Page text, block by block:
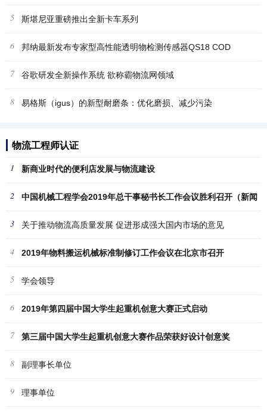
5 斯堪尼亚重磅推出全新卡车系列
6 邦纳最新发布专家型高性能透明物检测传感器QS18 COD
7 谷歌研发全新操作系统 欲称霸物流网领域
8 易格斯（igus）的新型耐磨条：优化磨损、减少污染
物流工程师认证
1 新商业时代的便利店发展与物流建设
2 中国机械工程学会2019年总干事秘书长工作会议胜利召开（新闻
稿
3 关于推动物流高质量发展 促进形成强大国内市场的意见
4 2019年物料搬运机械标准制修订工作会议在北京市召开
5 学会领导
6 2019年第四届中国大学生起重机创意大赛正式启动
7 第三届中国大学生起重机创意大赛作品荣获好设计创意奖
8 副理事长单位
9 理事单位